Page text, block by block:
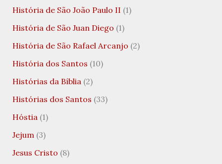
História de São João Paulo II (1)
História de São Juan Diego (1)
História de São Rafael Arcanjo (2)
História dos Santos (10)
Histórias da Bíblia(2)
Histórias dos Santos (33)
Hóstia(1)
Jejum(3)
Jesus Cristo (8)